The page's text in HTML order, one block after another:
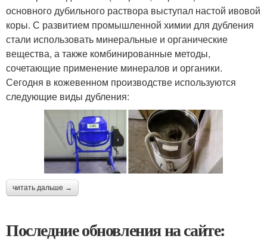
основного дубильного раствора выступал настой ивовой
коры. С развитием промышленной химии для дубления
стали использовать минеральные и органические
вещества, а также комбинированные методы,
сочетающие применение минералов и органики.
Сегодня в кожевенном производстве используются
следующие виды дубления:
читать дальше →
Последние обновления на сайте: